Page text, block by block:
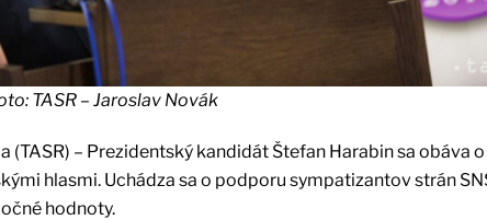
TASR – Jaroslav Novák
(TASR) – Prezidentský kandidát Štefan Harabin sa
hlasmi. Uchádza sa o podporu sympatizantov strán
hodnoty.